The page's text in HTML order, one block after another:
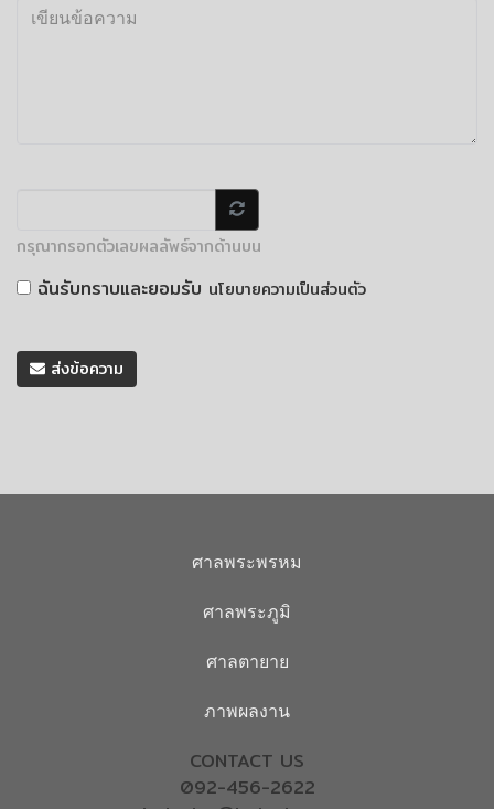
กรุณากรอกตัวเลขผลลัพธ์จากด้านบน
ฉันรับทราบและยอมรับ นโยบายความเป็นส่วนตัว
ส่งข้อความ
ศาลพระพรหม
ศาลพระภูมิ
ศาลตายาย
ภาพผลงาน
CONTACT US
092-456-2622